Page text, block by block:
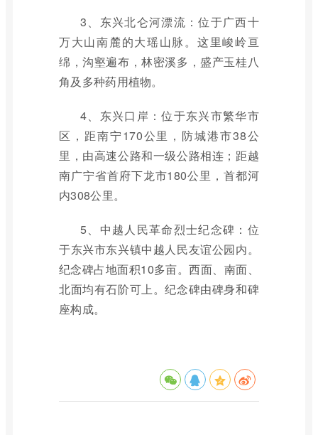
3、东兴北仑河漂流：位于广西十
万大山南麓的大瑶山脉。这里峻岭亘
绵，沟壑遍布，林密溪多，盛产玉桂八
角及多种药用植物。
4、东兴口岸：位于东兴市繁华市
区，距南宁170公里，防城港市38公
里，由高速公路和一级公路相连；距越
南广宁省首府下龙市180公里，首都河
内308公里。
5、中越人民革命烈士纪念碑：位
于东兴市东兴镇中越人民友谊公园内。
纪念碑占地面积10多亩。西面、南面、
北面均有石阶可上。纪念碑由碑身和碑
座构成。